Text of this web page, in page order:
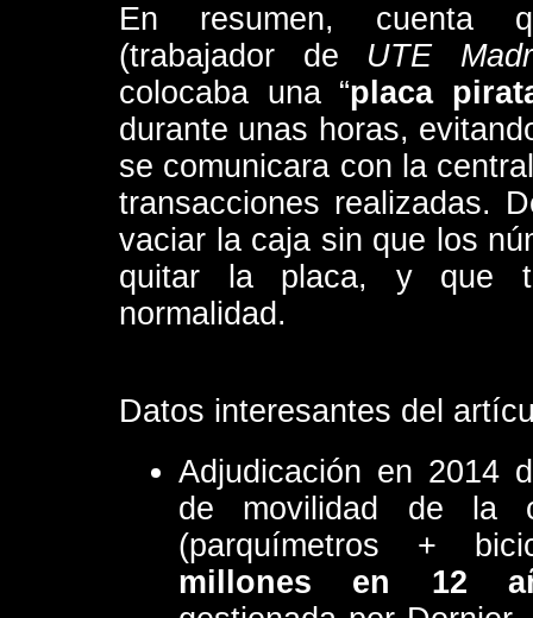
En resumen, cuenta
(trabajador de UTE
colocaba una “placa
durante unas horas,
se comunicara con la
transacciones realizadas.
vaciar la caja sin que los
quitar la placa, y que
normalidad.
Datos interesantes del
Adjudicación en 2014
de movilidad de la
(parquímetros +
millones en 12